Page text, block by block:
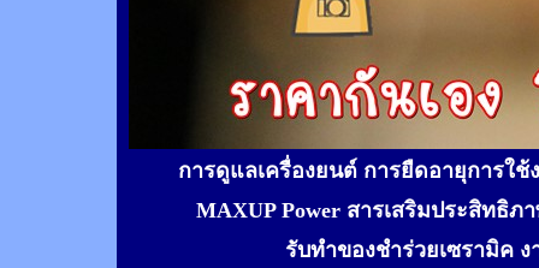
การดูแลเครื่องยนต์ การยืดอายุการใ
MAXUP Power สารเสริมประสิทธิ
รับทำของชำร่วยเซรามิค